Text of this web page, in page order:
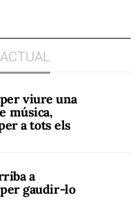
ACTUAL
viure una
música,
a tots els
a
gaudir-lo